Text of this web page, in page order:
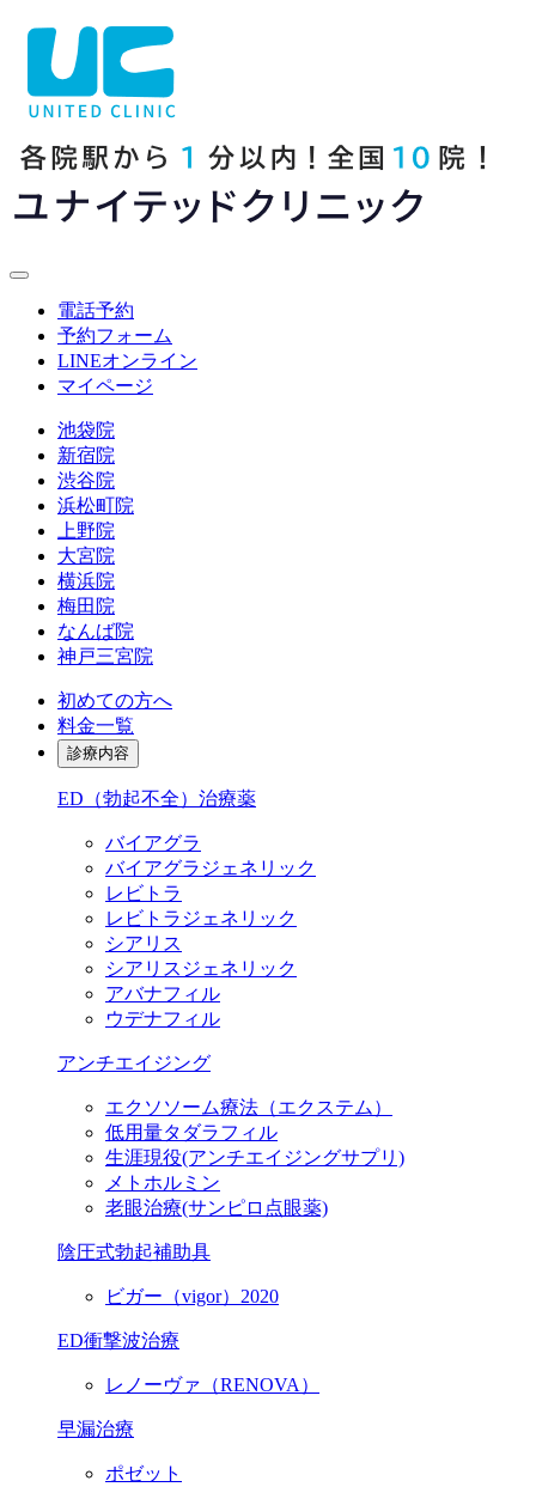
電話予約
予約フォーム
LINEオンライン
マイページ
池袋院
新宿院
渋谷院
浜松町院
上野院
大宮院
横浜院
梅田院
なんば院
神戸三宮院
初めての方へ
料金一覧
診療内容
ED（勃起不全）治療薬
バイアグラ
バイアグラジェネリック
レビトラ
レビトラジェネリック
シアリス
シアリスジェネリック
アバナフィル
ウデナフィル
アンチエイジング
エクソソーム療法（エクステム）
低用量タダラフィル
生涯現役(アンチエイジングサプリ)
メトホルミン
老眼治療(サンピロ点眼薬)
陰圧式勃起補助具
ビガー（vigor）2020
ED衝撃波治療
レノーヴァ（RENOVA）
早漏治療
ポゼット